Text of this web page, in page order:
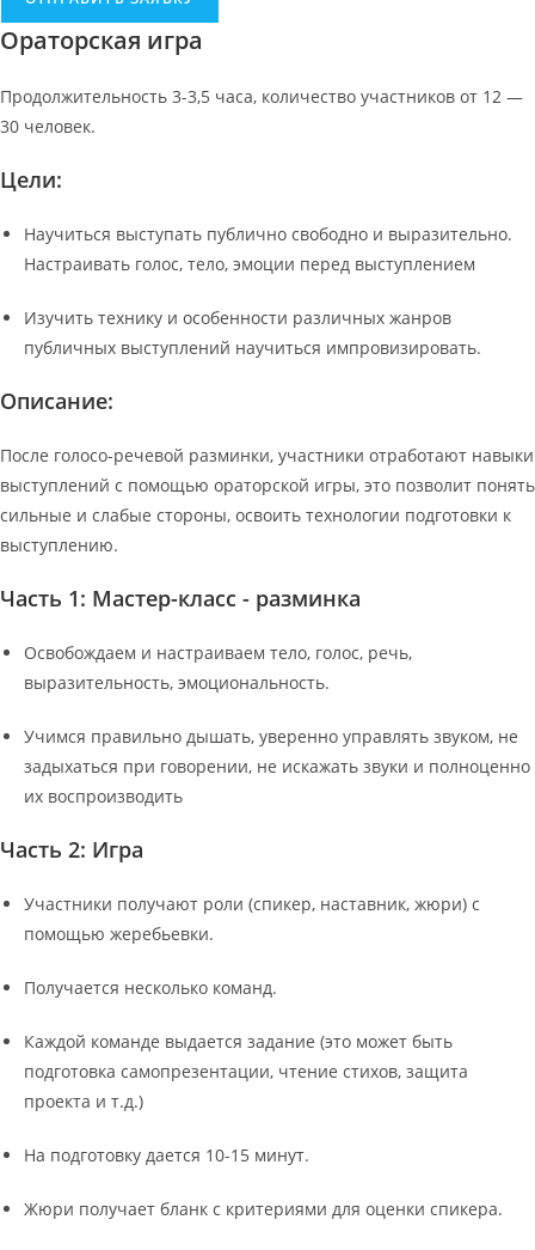
Ораторская игра
Продолжительность 3-3,5 часа, количество участников от 12 —
30 человек.
Цели:
Научиться выступать публично свободно и выразительно.
Настраивать голос, тело, эмоции перед выступлением
Изучить технику и особенности различных жанров
публичных выступлений научиться импровизировать.
Описание:
После голосо-речевой разминки, участники отработают навыки
выступлений с помощью ораторской игры, это позволит понять
сильные и слабые стороны, освоить технологии подготовки к
выступлению.
Часть 1: Мастер-класс - разминка
Освобождаем и настраиваем тело, голос, речь,
выразительность, эмоциональность.
Учимся правильно дышать, уверенно управлять звуком, не
задыхаться при говорении, не искажать звуки и полноценно
их воспроизводить
Часть 2: Игра
Участники получают роли (спикер, наставник, жюри) с
помощью жеребьевки.
Получается несколько команд.
Каждой команде выдается задание (это может быть
подготовка самопрезентации, чтение стихов, защита
проекта и т.д.)
На подготовку дается 10-15 минут.
Жюри получает бланк с критериями для оценки спикера.